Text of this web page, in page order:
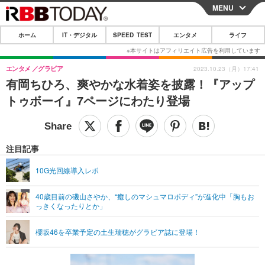
CLOSE
ホーム
IT・デジタル
IT・デジタルTOP スマートフォン
ショッピング その他
SPEED TEST
エンタメTOP 映画・ドラマ
グラビア
ショッピング その他
ライフTOP
その他
リリース一覧
プッシュ通知の停止方法
MENU
ホーム IT・デジタル SPEED TEST エンタメ ライフ
有岡ちひろ、爽やかな水着姿を披露！『アップ
トゥボーイ』7ページにわたり登場
エンタメ グラビア
注目記事
10G光回線導入レポ
40歳目前の磯山さやか、“癒しのマシュマロボディ”が進化中「胸もお
っきくなったりとか」
櫻坂46を卒業予定の土生瑞穂がグラビア誌に登場！
2023.10.23（月）17:41